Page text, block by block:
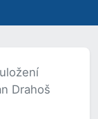
Drahoš